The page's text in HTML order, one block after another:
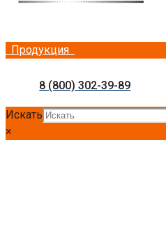
Продукция
8 (800) 302-39-89
Искать
×